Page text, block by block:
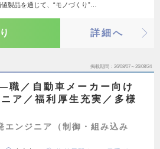
製品を通じて、“モノづくり”…
詳細へ
掲載期間 26/08/07～26/08/24
職／自動車メーカー向け
ア／福利厚生充実／多様
エンジニア（制御・組み込み